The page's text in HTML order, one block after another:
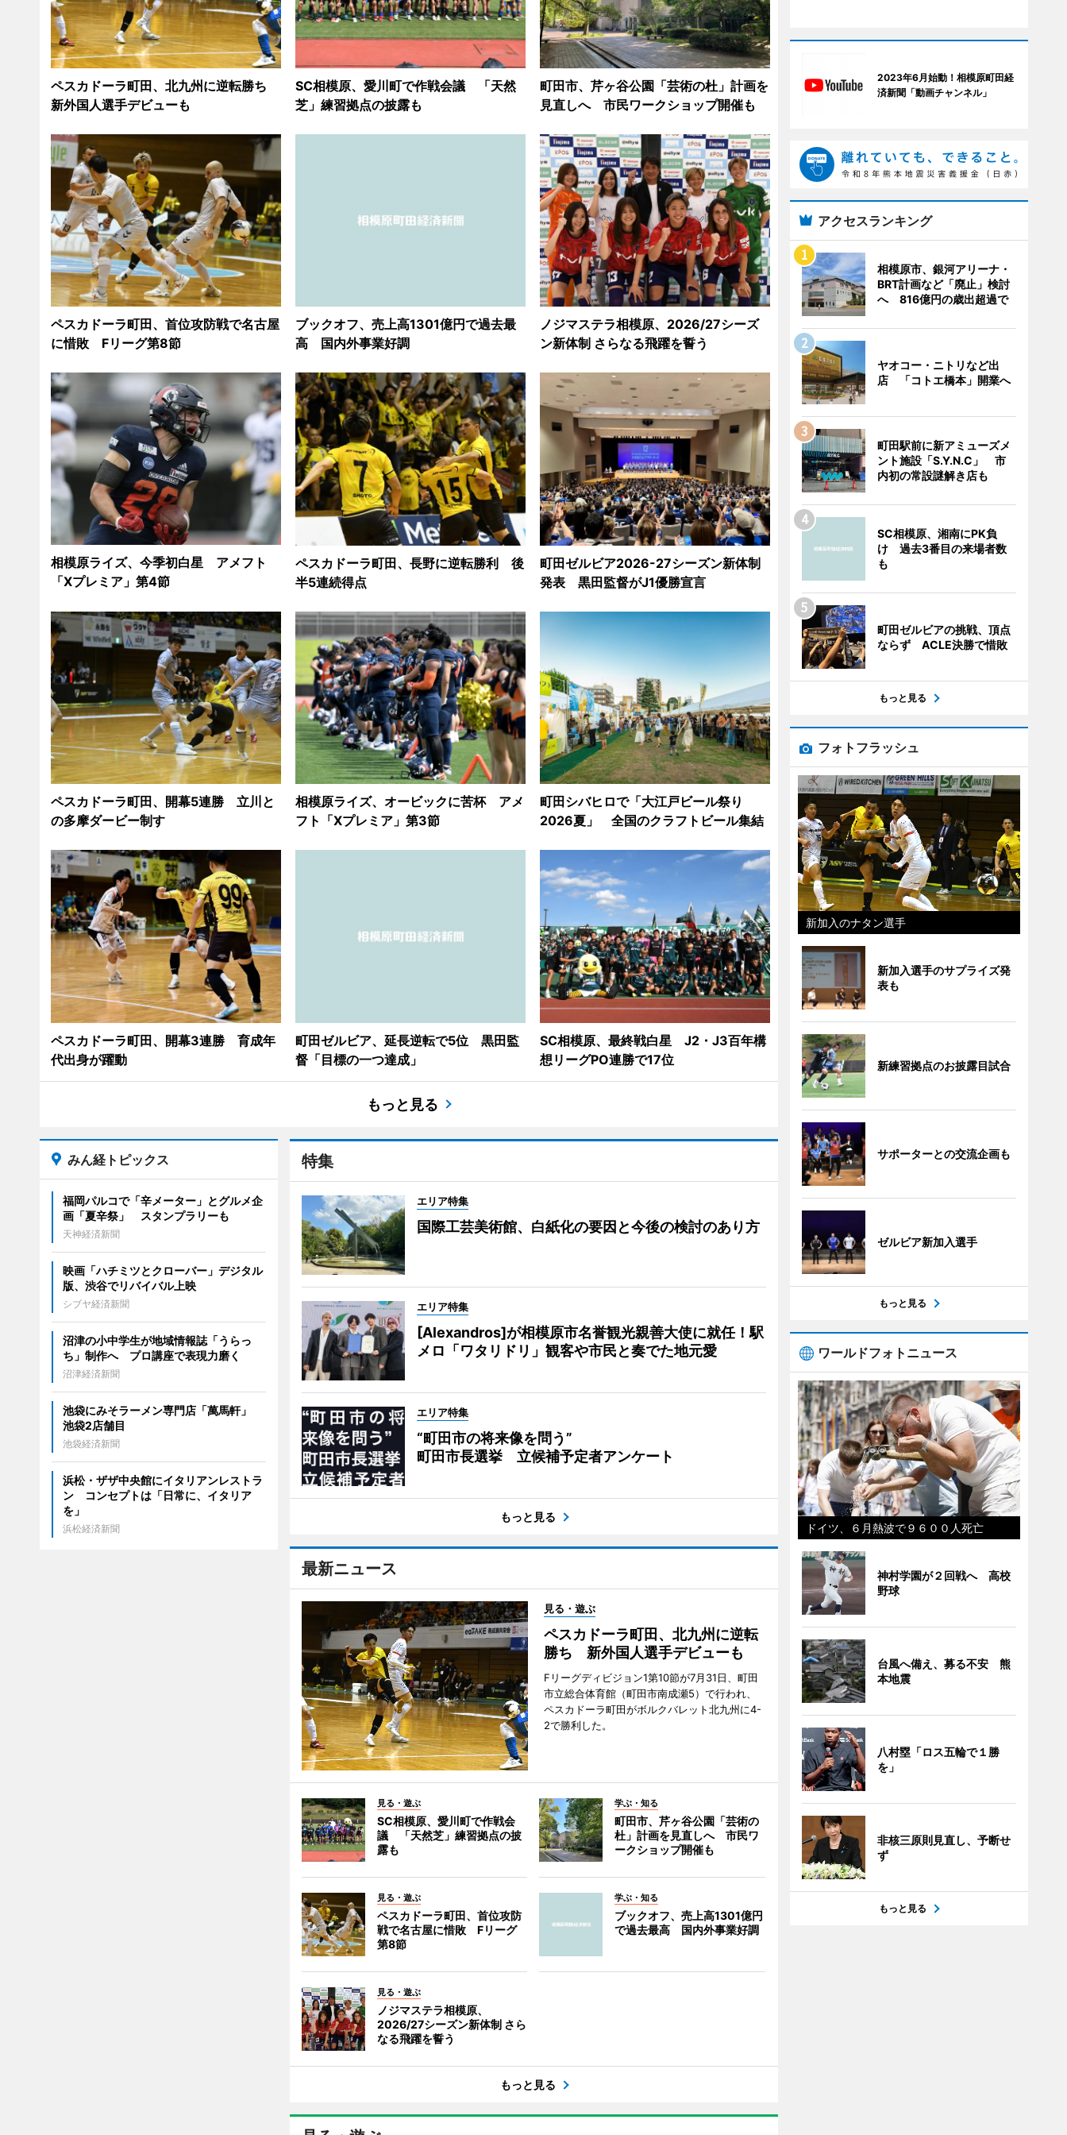
ペスカドーラ町田、北九州に逆転勝ち
新外国人選手デビューも
SC相模原、愛川町で作戦会議 「天然
芝」練習拠点の披露も
町田市、芹ヶ谷公園「芸術の杜」計画を
見直しへ 市民ワークショップ開催も
ペスカドーラ町田、首位攻防戦で名古屋
に惜敗 Fリーグ第8節
ブックオフ、売上高1301億円で過去最
高 国内外事業好調
ノジマステラ相模原、2026/27シーズ
ン新体制 さらなる飛躍を誓う
相模原ライズ、今季初白星 アメフト
「Xプレミア」第4節
ペスカドーラ町田、長野に逆転勝利 後
半5連続得点
町田ゼルビア2026-27シーズン新体制
発表 黒田監督がJ1優勝宣言
ペスカドーラ町田、開幕5連勝 立川と
の多摩ダービー制す
相模原ライズ、オービックに苦杯 アメ
フト「Xプレミア」第3節
町田シバヒロで「大江戸ビール祭り
2026夏」 全国のクラフトビール集結
ペスカドーラ町田、開幕3連勝 育成年
代出身が躍動
町田ゼルビア、延長逆転で5位 黒田監
督「目標の一つ達成」
SC相模原、最終戦白星 J2・J3百年構
想リーグPO連勝で17位
もっと見る
特集
エリア特集
国際工芸美術館、白紙化の要因と今後の検討のあり方
エリア特集
[Alexandros]が相模原市名誉観光親善大使に就任！駅
メロ「ワタリドリ」観客や市民と奏でた地元愛
エリア特集
“町田市の将来像を問う”
町田市長選挙 立候補予定者アンケート
もっと見る
最新ニュース
見る・遊ぶ
ペスカドーラ町田、北九州に逆転
勝ち 新外国人選手デビューも
Fリーグディビジョン1第10節が7月31日、町田
市立総合体育館（町田市南成瀬5）で行われ、
ペスカドーラ町田がボルクバレット北九州に4-
2で勝利した。
見る・遊ぶ
SC相模原、愛川町で作戦会
議 「天然芝」練習拠点の披
露も
学ぶ・知る
町田市、芹ヶ谷公園「芸術の
杜」計画を見直しへ 市民ワ
ークショップ開催も
見る・遊ぶ
ペスカドーラ町田、首位攻防
戦で名古屋に惜敗 Fリーグ
第8節
学ぶ・知る
ブックオフ、売上高1301億円
で過去最高 国内外事業好調
見る・遊ぶ
ノジマステラ相模原、
2026/27シーズン新体制 さら
なる飛躍を誓う
もっと見る
みん経トピックス
福岡パルコで「辛メーター」とグルメ企
画「夏辛祭」 スタンプラリーも
天神経済新聞
映画「ハチミツとクローバー」デジタル
版、渋谷でリバイバル上映
シブヤ経済新聞
沼津の小中学生が地域情報誌「うらっ
ち」制作へ プロ講座で表現力磨く
沼津経済新聞
池袋にみそラーメン専門店「萬馬軒」
池袋2店舗目
池袋経済新聞
浜松・ザザ中央館にイタリアンレストラ
ン コンセプトは「日常に、イタリア
を」
浜松経済新聞
2023年6月始動！相模原町田経
済新聞「動画チャンネル」
アクセスランキング
相模原市、銀河アリーナ・
BRT計画など「廃止」検討
へ 816億円の歳出超過で
ヤオコー・ニトリなど出
店 「コトエ橋本」開業へ
町田駅前に新アミューズメ
ント施設「S.Y.N.C」 市
内初の常設謎解き店も
SC相模原、湘南にPK負
け 過去3番目の来場者数
も
町田ゼルビアの挑戦、頂点
ならず ACLE決勝で惜敗
もっと見る
フォトフラッシュ
新加入のナタン選手
新加入選手のサプライズ発
表も
新練習拠点のお披露目試合
サポーターとの交流企画も
ゼルビア新加入選手
もっと見る
ワールドフォトニュース
ドイツ、６月熱波で９６００人死亡
神村学園が２回戦へ 高校
野球
台風へ備え、募る不安 熊
本地震
八村塁「ロス五輪で１勝
を」
非核三原則見直し、予断せ
ず
もっと見る